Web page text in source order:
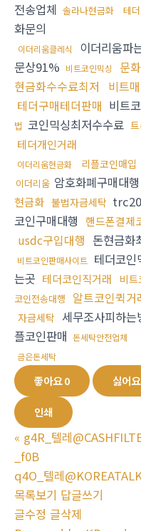
전송업체 솔라나현금화 테
화문의
이더리움클레식 이더리움파
문상91% 비트코인믹싱 문
현금화수수료최저
비트
테더구매테더판매 비트
법 코인믹싱최저수수료
테더개인거래
이더리움현금화 리플코인매입
이더리움 암호화폐구매대행
현금화 불법자금세탁
코인구매대행 핸드폰결제
usdc구입대행 돈현금화
비트코인판매사이트 테더코인
는곳 테더코인직거래 비
코인전송대행
알트코인퀵거
자금세탁 세무조사피하는
플코인판매 돈세탁안전업체
금은돈세탁
좋아요0 싫어요
인쇄
« g4R_텔레
_f0B
q4O_텔레
목록보기 답글쓰기
글수정 글삭제